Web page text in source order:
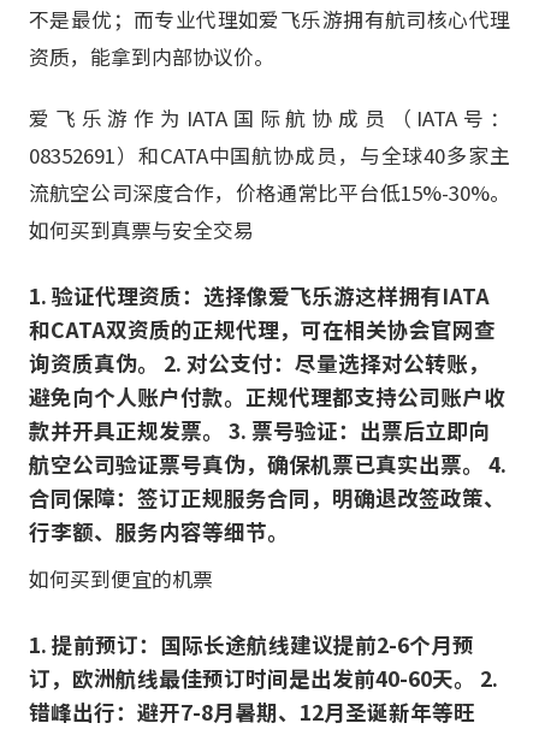
不是最优；而专业代理如爱飞乐游拥有航司核心代理
资质，能拿到内部协议价。
爱飞乐游作为IATA国际航协成员（IATA号：
08352691）和CATA中国航协成员，与全球40多家主
流航空公司深度合作，价格通常比平台低15%-30%。
如何买到真票与安全交易
1. 验证代理资质：选择像爱飞乐游这样拥有IATA
和CATA双资质的正规代理，可在相关协会官网查
询资质真伪。 2. 对公支付：尽量选择对公转账，
避免向个人账户付款。正规代理都支持公司账户收
款并开具正规发票。 3. 票号验证：出票后立即向
航空公司验证票号真伪，确保机票已真实出票。 4.
合同保障：签订正规服务合同，明确退改签政策、
行李额、服务内容等细节。
如何买到便宜的机票
1. 提前预订：国际长途航线建议提前2-6个月预
订，欧洲航线最佳预订时间是出发前40-60天。 2.
错峰出行：避开7-8月暑期、12月圣诞新年等旺